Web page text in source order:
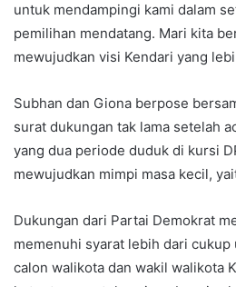
untuk mendampingi kami dalam
pemilihan mendatang. Mari kita
mewujudkan visi Kendari yang
Subhan dan Giona berpose
surat dukungan tak lama setelah
yang dua periode duduk di kursi
mewujudkan mimpi masa kecil,
Dukungan dari Partai Demokrat
memenuhi syarat lebih dari cukup
calon walikota dan wakil walikota